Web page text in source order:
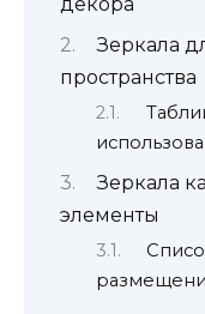
декора
Зеркала
пространства
Зеркала
элементы